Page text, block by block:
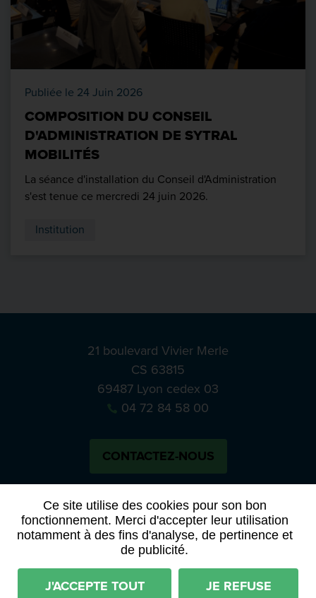
Ce site utilise des cookies pour son bon
fonctionnement. Merci d'accepter leur utilisation
notamment à des fins d'analyse, de pertinence et
de publicité.
J'ACCEPTE TOUT JE REFUSE
Publiée le 24 Juin 2026
COMPOSITION DU CONSEIL
D'ADMINISTRATION DE SYTRAL
MOBILITÉS
La séance d'installation du Conseil d'Administration
s'est tenue ce mercredi 24 juin 2026.
Institution
21 boulevard Vivier Merle
CS 63815
69487 Lyon cedex 03
04 72 84 58 00
CONTACTEZ-NOUS
BlueskyNotre
APPELS À MANIFESTATION D’INTÉRÊT
ACTES ET DÉLIBÉRATIONS